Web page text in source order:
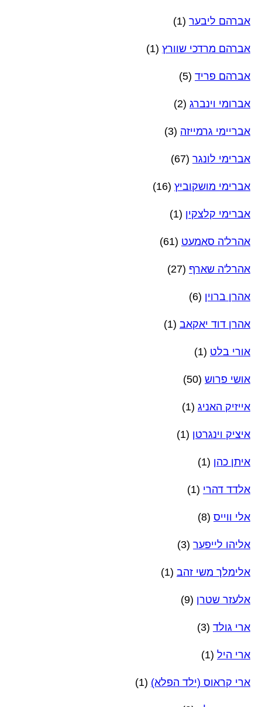
אברהם ליבער (1)
אברהם מרדכי שוורץ (1)
אברהם פריד (5)
אברומי וינברג (2)
אבריימי גרמייזה (3)
אברימי לונגר (67)
אברימי מושקוביץ (16)
אברימי קלצקין (1)
אהרל'ה סאמעט (61)
אהרל'ה שארף (27)
אהרן ברוין (6)
אהרן דוד יאקאב (1)
אורי בלט (1)
אושי פרוש (50)
אייזיק האניג (1)
איציק וינגרטן (1)
איתן כהן (1)
אלדד דהרי (1)
אלי ווייס (8)
אליהו לייפער (3)
אלימלך משי זהב (1)
אלעזר שטרן (9)
ארי גולד (3)
ארי היל (1)
ארי קראוס (ילד הפלא) (1)